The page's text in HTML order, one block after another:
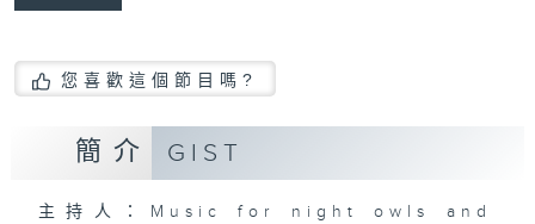
您喜歡這個節目嗎?
簡介 GIST
主持人：Music for night owls and